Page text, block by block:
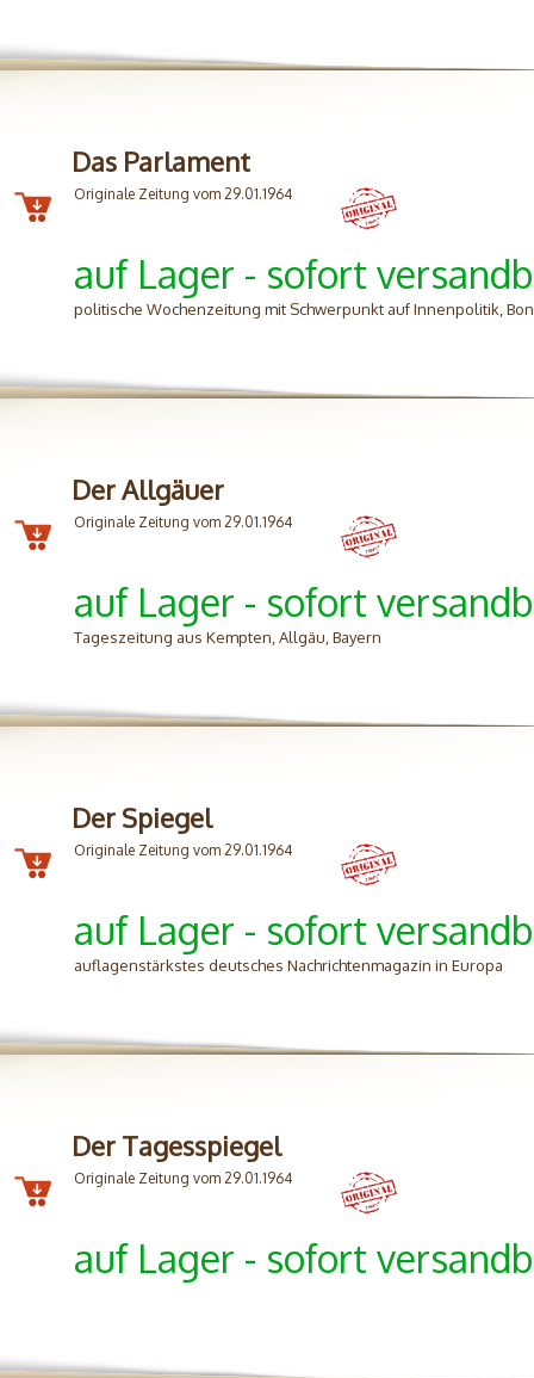
Das Parlament
Originale Zeitung vom 29.01.1964
auf Lager - sofort
politische Wochenzeitung mit Schwerpunkt auf Innenpolitik,
Der Allgäuer
Originale Zeitung vom 29.01.1964
auf Lager - sofort
Tageszeitung aus Kempten, Allgäu, Bayern
Der Spiegel
Originale Zeitung vom 29.01.1964
auf Lager - sofort
auflagenstärkstes deutsches Nachrichtenmagazin in Europa
Der Tagesspiegel
Originale Zeitung vom 29.01.1964
auf Lager - sofort